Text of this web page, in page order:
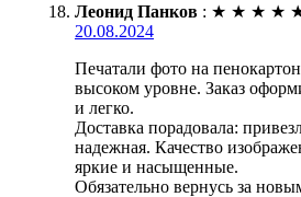
Леонид Панков : ★ ★ ★ ★
20.08.2024
Печатали фото на
высоком уровне. Заказ
и легко.
Доставка порадовала:
надежная. Качество
яркие и насыщенные.
Обязательно вернусь за